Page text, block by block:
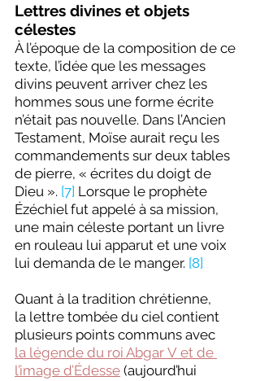
Lettres divines et objets
célestes
À l’époque de la composition de ce
texte, l’idée que les messages
divins peuvent arriver chez les
hommes sous une forme écrite
n’était pas nouvelle. Dans l’Ancien
Testament, Moïse aurait reçu les
commandements sur deux tables
de pierre, « écrites du doigt de
Dieu ». [7] Lorsque le prophète
Ézéchiel fut appelé à sa mission,
une main céleste portant un livre
en rouleau lui apparut et une voix
lui demanda de le manger. [8]
Quant à la tradition chrétienne,
la lettre tombée du ciel contient
plusieurs points communs avec
la légende du roi Abgar V et de
l’image d’Édesse (aujourd’hui